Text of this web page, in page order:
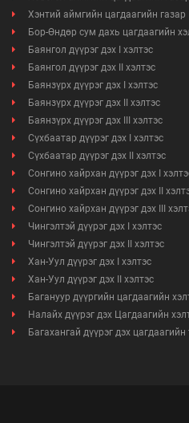
Хэнтий аймгийн цагдаагийн газар
Бор-Өндөр сум дахь цагдаагийн
Баянгол дүүрэг дэх I хэлтэс
Баянгол дүүрэг дэх II хэлтэс
Баянзүрх дүүрэг дэх I хэлтэс
Баянзүрх дүүрэг дэх II хэлтэс
Баянзүрх дүүрэг дэх III хэлтэс
Сүхбаатар дүүрэг дэх I хэлтэс
Сүхбаатар дүүрэг дэх II хэлтэс
Сонгино хайрхан дүүрэг дэх I
Сонгино хайрхан дүүрэг дэх II
Сонгино хайрхан дүүрэг дэх III
Чингэлтэй дүүрэг дэх I хэлтэс
Чингэлтэй дүүрэг дэх II хэлтэс
Хан-Уул дүүрэг дэх I хэлтэс
Хан-Уул дүүрэг дэх II хэлтэс
Багануур дүүргийн цагдаагийн
Налайх дүүрэг дэх Цагдаагийн
Багахангай дүүрэг дэх цагдаагийн